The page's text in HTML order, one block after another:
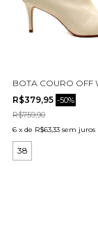
BOTA COURO OFF
R$379,95 -50%
R$759,90
6 x de R$63,33 sem juros
38